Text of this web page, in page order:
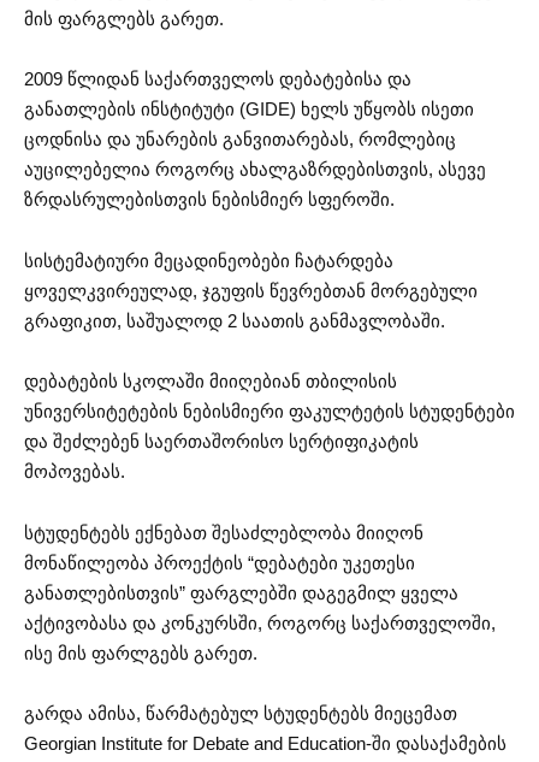
მის ფარგლებს გარეთ.
2009 წლიდან საქართველოს დებატებისა და
განათლების ინსტიტუტი (GIDE) ხელს უწყობს ისეთი
ცოდნისა და უნარების განვითარებას, რომლებიც
აუცილებელია როგორც ახალგაზრდებისთვის, ასევე
ზრდასრულებისთვის ნებისმიერ სფეროში.
სისტემატიური მეცადინეობები ჩატარდება
ყოველკვირეულად, ჯგუფის წევრებთან მორგებული
გრაფიკით, საშუალოდ 2 საათის განმავლობაში.
დებატების სკოლაში მიიღებიან თბილისის
უნივერსიტეტების ნებისმიერი ფაკულტეტის სტუდენტები
და შეძლებენ საერთაშორისო სერტიფიკატის
მოპოვებას.
სტუდენტებს ექნებათ შესაძლებლობა მიიღონ
მონაწილეობა პროექტის “დებატები უკეთესი
განათლებისთვის” ფარგლებში დაგეგმილ ყველა
აქტივობასა და კონკურსში, როგორც საქართველოში,
ისე მის ფარლგებს გარეთ.
გარდა ამისა, წარმატებულ სტუდენტებს მიეცემათ
Georgian Institute for Debate and Education-ში დასაქამების